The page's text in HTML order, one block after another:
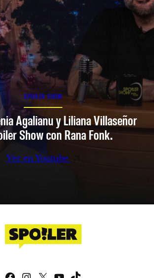
SPOILER SHOW
Agalianu y Liliana Villaseñor
Show con Rana Fonk.
Ver en Youtube
Facebook
Instagram
X YouTube